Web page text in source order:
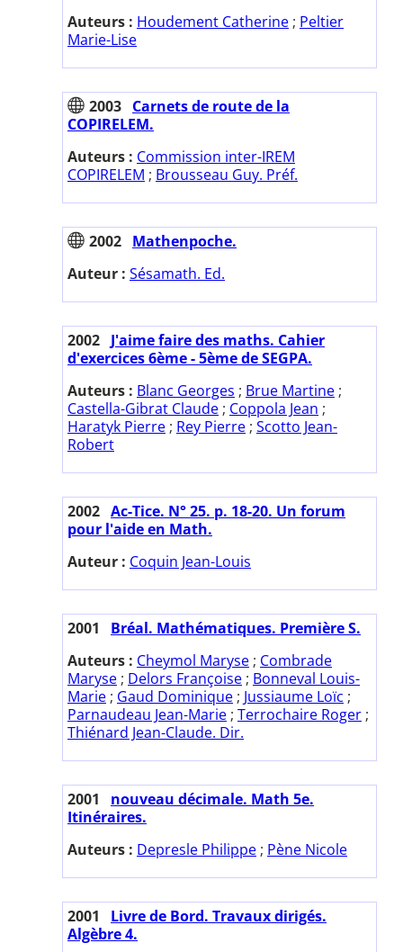
Auteurs : Houdement Catherine ; Peltier
Marie-Lise
2003 Carnets de route de la
COPIRELEM.
Auteurs : Commission inter-IREM
COPIRELEM ; Brousseau Guy. Préf.
2002 Mathenpoche.
Auteur : Sésamath. Ed.
2002 J'aime faire des maths. Cahier
d'exercices 6ème - 5ème de SEGPA.
Auteurs : Blanc Georges ; Brue Martine ;
Castella-Gibrat Claude ; Coppola Jean ;
Haratyk Pierre ; Rey Pierre ; Scotto Jean-
Robert
2002 Ac-Tice. N° 25. p. 18-20. Un forum
pour l'aide en Math.
Auteur : Coquin Jean-Louis
2001
Bréal. Mathématiques. Première S.
Auteurs : Cheymol Maryse ; Combrade
Maryse ; Delors Françoise ; Bonneval Louis-
Marie ; Gaud Dominique ; Jussiaume Loïc ;
Parnaudeau Jean-Marie ; Terrochaire Roger ;
Thiénard Jean-Claude. Dir.
2001
nouveau décimale. Math 5e.
Itinéraires.
Auteurs : Depresle Philippe ; Pène Nicole
2001
Livre de Bord. Travaux dirigés.
Algèbre 4.